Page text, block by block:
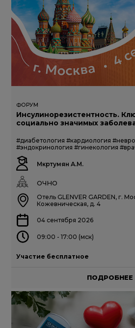
ФОРУМ
Инсулинорезистентность.
социально значимых
#диабетология #кардиология
#эндокринология #гинекология
Мкртумян А.М.
ОЧНО
Отель GLENVER GARDEN, г.
Кожевническая, д. 4
04 сентября 2026
09:00 - 17:00 (мск)
Участие бесплатное
ПОДРОБНЕЕ